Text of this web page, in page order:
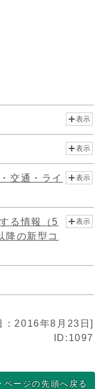
表示
表示
交通・ライ
表示
る情報（5
降の新型コ
表示
：2016年8月23日]
ID:1097
ページの先頭へ戻る